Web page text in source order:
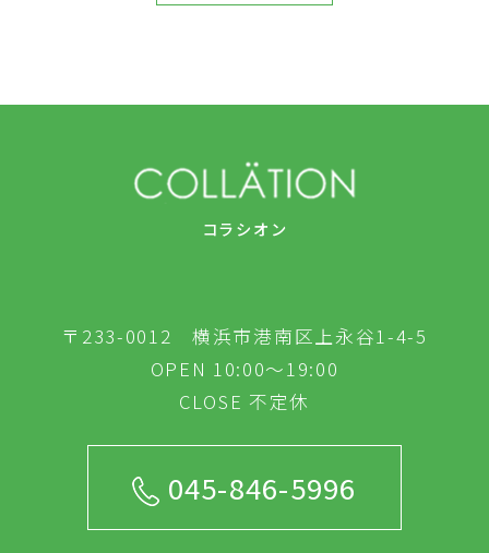
コラシオン
〒233-0012 横浜市港南区上永谷1-4-5
OPEN 10:00～19:00
CLOSE 不定休
045-846-5996